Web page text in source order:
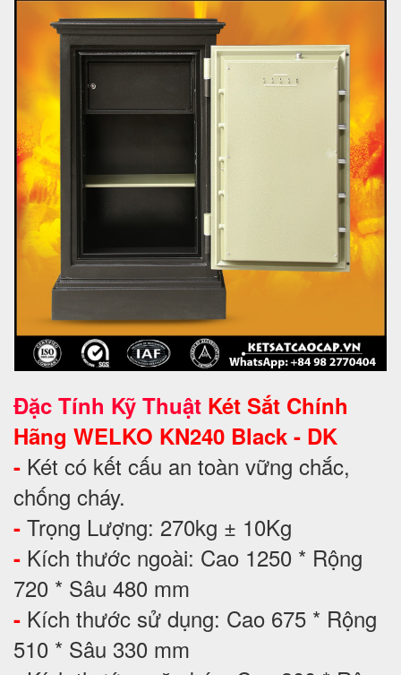
Đặc Tính Kỹ Thuật Két Sắt Chính
Hãng WELKO KN240 Black - DK
- Két có kết cấu an toàn vững chắc,
chống cháy.
- Trọng Lượng: 270kg ± 10Kg
- Kích thước ngoài: Cao 1250 * Rộng
720 * Sâu 480 mm
- Kích thước sử dụng: Cao 675 * Rộng
510 * Sâu 330 mm